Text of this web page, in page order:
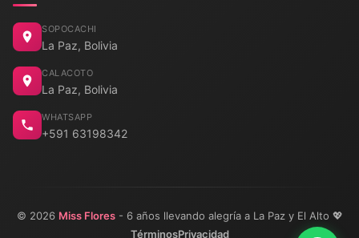
SOPOCACHI
La Paz, Bolivia
CALACOTO
La Paz, Bolivia
WHATSAPP
+591 63198342
© 2026 Miss Flores- 6 años llevando alegría a La Paz y El Alto 💖
TérminosPrivacidad